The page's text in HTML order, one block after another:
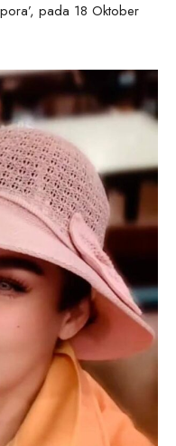
pada 18 Oktober